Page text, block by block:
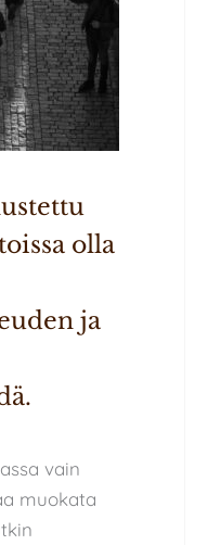
olla
ja
vain
muokata